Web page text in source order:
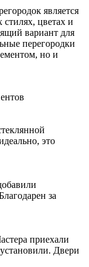
является
цветах и
вариант для
перегородки
но и
это
за
приехали
Двери